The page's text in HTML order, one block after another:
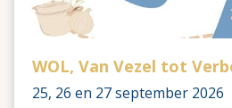
WOL, Van Vezel tot
25, 26 en 27 september 2026